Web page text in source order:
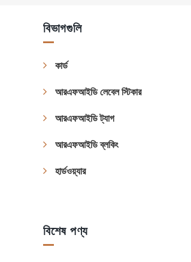
বিভাগগুলি
কার্ড
আরএফআইডি লেবেল স্টিকার
আরএফআইডি ট্যাগ
আরএফআইডি ব্লকিং
হার্ডওয়্যার
বিশেষ পণ্য